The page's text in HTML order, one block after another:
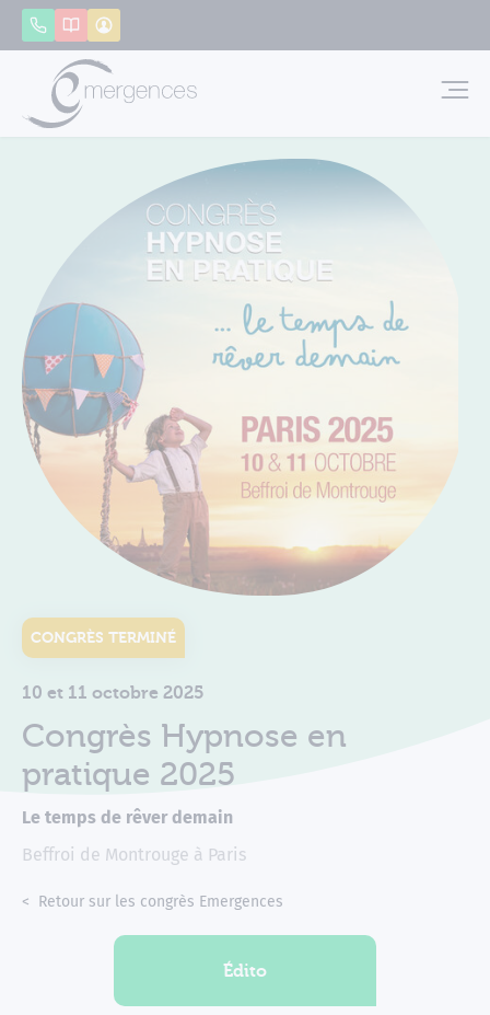
AppelerCatalogue
CONGRÈS TERMINÉ
10 et 11 octobre 2025
Congrès Hypnose en
pratique 2025
Le temps de rêver demain
Beffroi de Montrouge à Paris
Accueil
Congrès
Retour sur les congrès Emergences
Édito
Panneau de gestion des cookies